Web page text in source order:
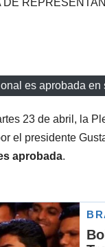
DE
es aprobada
23 de abril, la
el presidente
aprobada.